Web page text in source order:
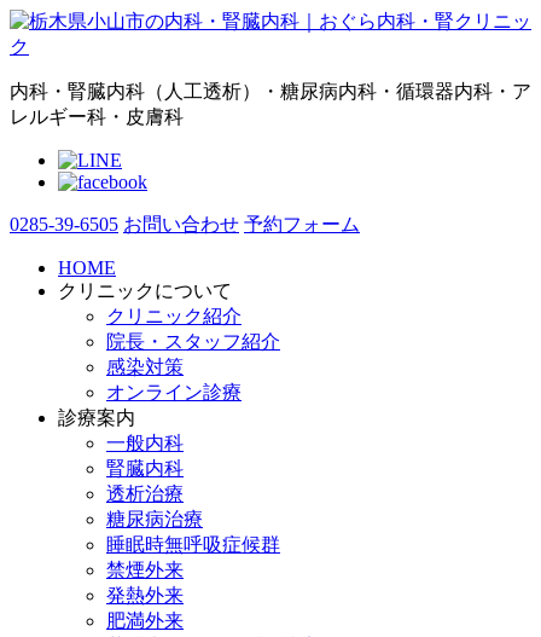
内科・腎臓内科（人工透析）・糖尿病内科・循環器内科・ア
レルギー科・皮膚科
0285-39-6505 お問い合わせ 予約フォーム
HOME
クリニックについて
クリニック紹介
院長・スタッフ紹介
感染対策
オンライン診療
診療案内
一般内科
腎臓内科
透析治療
糖尿病治療
睡眠時無呼吸症候群
禁煙外来
発熱外来
肥満外来